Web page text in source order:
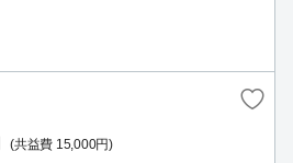
(共益費 15,000円)